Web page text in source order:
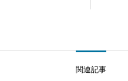
関連記事